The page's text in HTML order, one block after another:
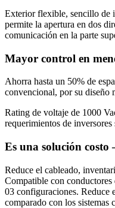
Exterior flexible, sencillo de
permite la apertura en dos
comunicación en la parte
Mayor control en
Ahorra hasta un 50% de
convencional, por su diseño
Rating de voltaje de 1000
requerimientos de inversores
Es una solución costo
Reduce el cableado,
Compatible con
03 configuraciones. Reduce
comparado con los sistemas